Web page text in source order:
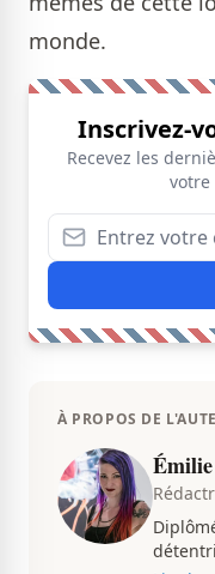
monde.
Inscrivez-
Recevez les
votre
À PROPOS DE